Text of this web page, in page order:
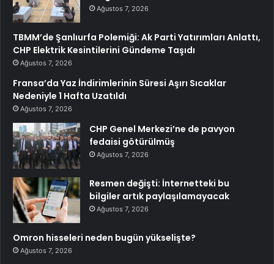
Ağustos 7, 2026
TBMM’de Şanlıurfa Polemiği: Ak Parti Yatırımları Anlattı,
CHP Elektrik Kesintilerini Gündeme Taşıdı
Ağustos 7, 2026
Fransa’da Yaz İndirimlerinin Süresi Aşırı Sıcaklar
Nedeniyle 1 Hafta Uzatıldı
Ağustos 7, 2026
CHP Genel Merkezi’ne de pavyon
fedaisi götürülmüş
Ağustos 7, 2026
Resmen değişti: İnternetteki bu
bilgiler artık paylaşılamayacak
Ağustos 7, 2026
Omron hisseleri neden bugün yükselişte?
Ağustos 7, 2026